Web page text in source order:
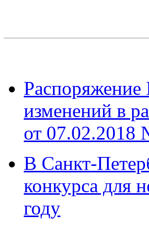
изменений в
от 07.02.2018
В Санкт-
конкурса для
году